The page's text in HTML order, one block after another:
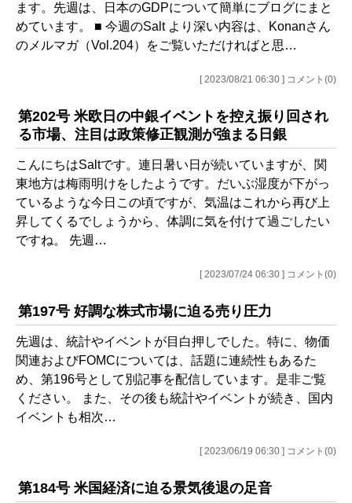
ます。先週は、日本のGDPについて簡単にブログにまと
めています。 ■ 今週のSalt より深い内容は、Konanさん
のメルマガ（Vol.204）をご覧いただければと思…
[ 2023/08/21 06:30 ] コメント(0)
第202号 米欧日の中銀イベントを控え振り回され
る市場、注目は政策修正観測が強まる日銀
こんにちはSaltです。連日暑い日が続いていますが、関
東地方は梅雨明けをしたようです。だいぶ湿度が下がっ
ているような今日この頃ですが、気温はこれから再び上
昇してくるでしょうから、体調に気を付けて過ごしたい
ですね。 先週…
[ 2023/07/24 06:30 ] コメント(0)
第197号 好調な株式市場に迫る売り圧力
先週は、統計やイベントが目白押しでした。特に、物価
関連およびFOMCについては、話題に連続性もあるた
め、第196号として別記事を配信しています。是非ご覧
ください。 また、その後も統計やイベントが続き、国内
イベントも相次…
[ 2023/06/19 06:30 ] コメント(0)
第184号 米国経済に迫る景気後退の足音